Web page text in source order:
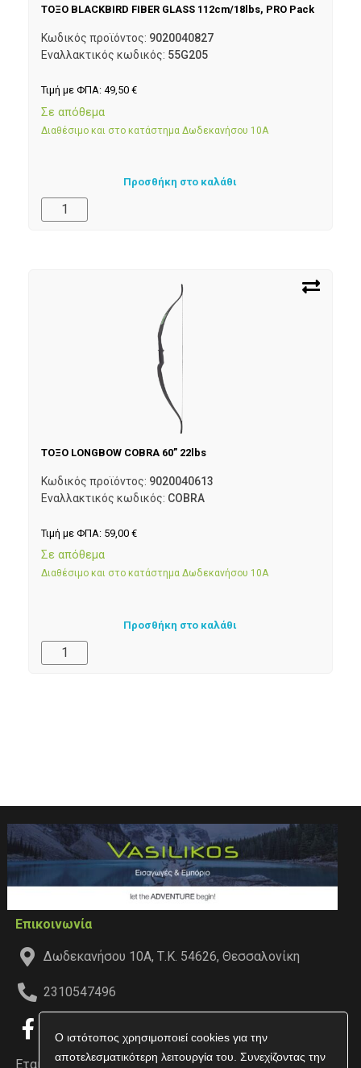
Ο ιστότοπος χρησιμοποιεί cookies για την
αποτελεσματικότερη λειτουργία του. Συνεχίζοντας την
ΤΟΞΟ BLACKBIRD FIBER GLASS 112cm/18lbs, PRO Pack
Κωδικός προϊόντος: 9020040827
Εναλλακτικός κωδικός: 55G205
Τιμή με ΦΠΑ: 49,50 €
Σε απόθεμα
Διαθέσιμο και στο κατάστημα Δωδεκανήσου 10Α
Προσθήκη στο καλάθι
ΤΟΞΟ LONGBOW COBRA 60” 22lbs
Κωδικός προϊόντος: 9020040613
Εναλλακτικός κωδικός: COBRA
Τιμή με ΦΠΑ: 59,00 €
Σε απόθεμα
Διαθέσιμο και στο κατάστημα Δωδεκανήσου 10Α
Προσθήκη στο καλάθι
Επικοινωνία
Δωδεκανήσου 10Α, Τ.Κ. 54626, Θεσσαλονίκη
2310547496
Εταιρεία